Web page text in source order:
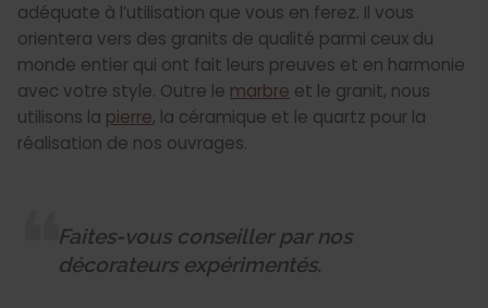
adéquate à l’utilisation que vous en ferez. Il vous
orientera vers des granits de qualité parmi ceux du
monde entier qui ont fait leurs preuves et en harmonie
avec votre style. Outre le marbre et le granit, nous
utilisons la pierre, la céramique et le quartz pour la
réalisation de nos ouvrages.
Faites-vous conseiller par nos
décorateurs expérimentés.